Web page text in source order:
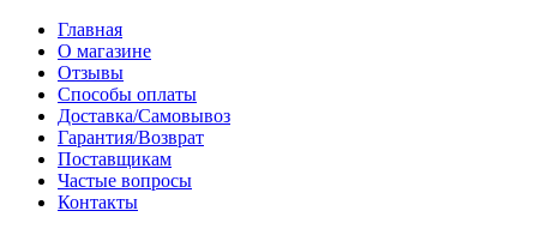
Главная
О магазине
Отзывы
Способы оплаты
Доставка/Самовывоз
Гарантия/Возврат
Поставщикам
Частые вопросы
Контакты